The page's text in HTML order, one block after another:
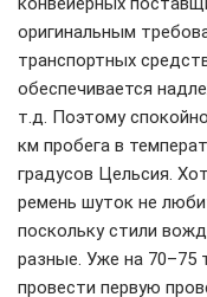
оригинальным
транспортных
обеспечивается
т.д. Поэтому
км пробега в
градусов Цельсия.
ремень шуток не
поскольку стили
разные. Уже на 70–75
провести первую